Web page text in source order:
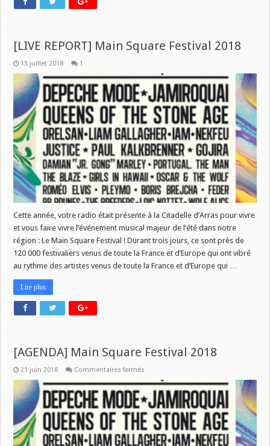
[LIVE REPORT] Main Square Festival 2018
13 juillet 2018 1
Cette année, votre radio était présente à la Citadelle d’Arras pour vivre
et vous faire vivre l’événement musical majeur de l’été dans notre
région : Le Main Square Festival ! Durant trois jours, ce sont près de
120 000 festivaliers venus de toute la France et d’Europe qui ont vibré
au rythme des artistes venus de toute la France et d’Europe qui …
Lire plus
[AGENDA] Main Square Festival 2018
21 juin 2018 Commentaires fermés
Main
Square
Festival
2018